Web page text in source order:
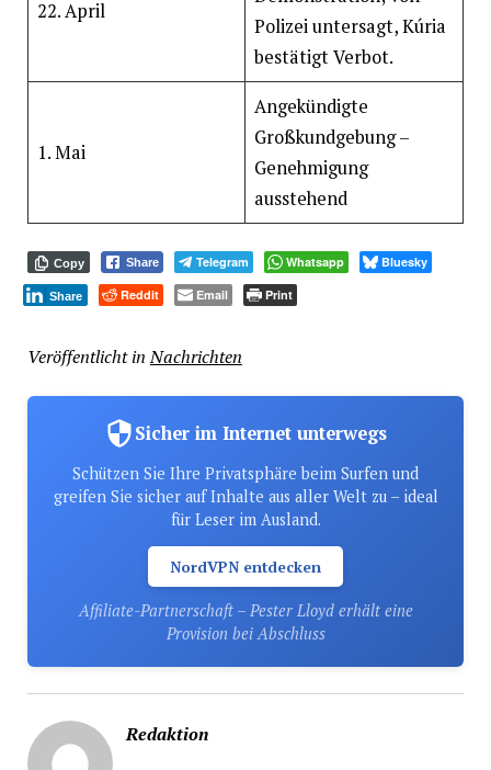
22. April
Polizei untersagt, Kúria
bestätigt Verbot.
1. Mai
Angekündigte
Großkundgebung –
Genehmigung
ausstehend
Copy Share Telegram Whatsapp Bluesky
Share Reddit Email Print
Veröffentlicht in Nachrichten
Sicher im Internet unterwegs
Schützen Sie Ihre Privatsphäre beim Surfen und
greifen Sie sicher auf Inhalte aus aller Welt zu – ideal
für Leser im Ausland.
NordVPN entdecken
Affiliate-Partnerschaft – Pester Lloyd erhält eine
Provision bei Abschluss
Redaktion